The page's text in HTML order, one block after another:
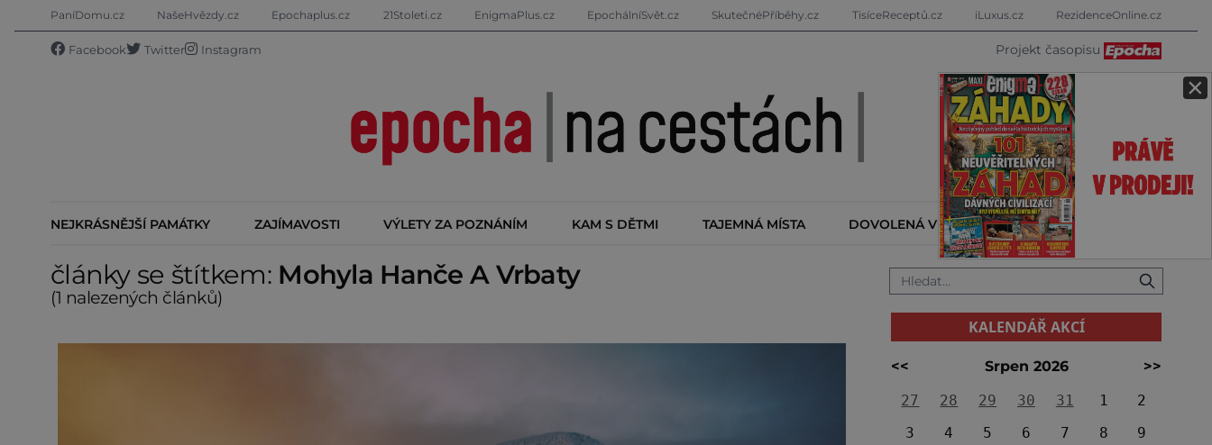
×
PaníDomu.cz NašeHvězdy.cz Epochaplus.cz 21Stoleti.cz EnigmaPlus.cz EpochálníSvět.cz SkutečnéPříběhy.cz TisíceReceptů.cz iLuxus.cz RezidenceOnline.cz
Facebook Twitter Instagram Projekt časopisu
NEJKRÁSNĚJŠÍ PAMÁTKY ZAJÍMAVOSTI VÝLETY ZA POZNÁNÍM KAM S DĚTMI TAJEMNÁ MÍSTA DOVOLENÁ V ZAHRANIČÍ KALENDÁŘ AKCÍ
články se štítkem: Mohyla Hanče A Vrbaty
(1 nalezených článků)
KALENDÁŘ AKCÍ
<< Srpen 2026
>>
27
28 29 30 31 1
2
3
4 5 6 7 8
9